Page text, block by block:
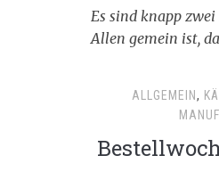
Es sind knapp
Allen gemein ist,
ALLGEMEIN,